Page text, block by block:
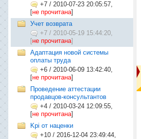
+7 / 2010-07-23 20:05:57,
[не прочитана]
Учет возврата
+7 / 2010-05-19 15:44:20,
[не прочитана]
Адаптация новой системы
оплаты труда
+6 / 2010-06-09 13:42:40,
[не прочитана]
Проведение аттестации
продавцов-консультантов
+4 / 2010-03-24 12:09:55,
[не прочитана]
Kpi от наценки
+10 / 2016-12-04 23:49:44,